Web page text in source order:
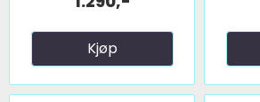
Kjøp